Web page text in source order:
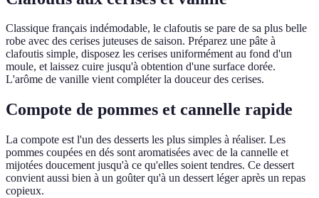
Classique français indémodable, le clafoutis se pare de sa plus belle
robe avec des cerises juteuses de saison. Préparez une pâte à
clafoutis simple, disposez les cerises uniformément au fond d'un
moule, et laissez cuire jusqu'à obtention d'une surface dorée.
L'arôme de vanille vient compléter la douceur des cerises.
Compote de pommes et cannelle rapide
La compote est l'un des desserts les plus simples à réaliser. Les
pommes coupées en dés sont aromatisées avec de la cannelle et
mijotées doucement jusqu'à ce qu'elles soient tendres. Ce dessert
convient aussi bien à un goûter qu'à un dessert léger après un repas
copieux.